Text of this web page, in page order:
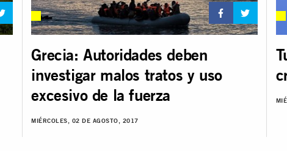
Grecia: Autoridades deben
investigar malos tratos y uso
excesivo de la fuerza
MIÉRCOLES, 02 DE AGOSTO, 2017